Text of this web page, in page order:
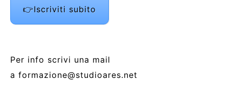
👉Iscriviti subito
Per info scrivi una mail
a formazione@studioares.net